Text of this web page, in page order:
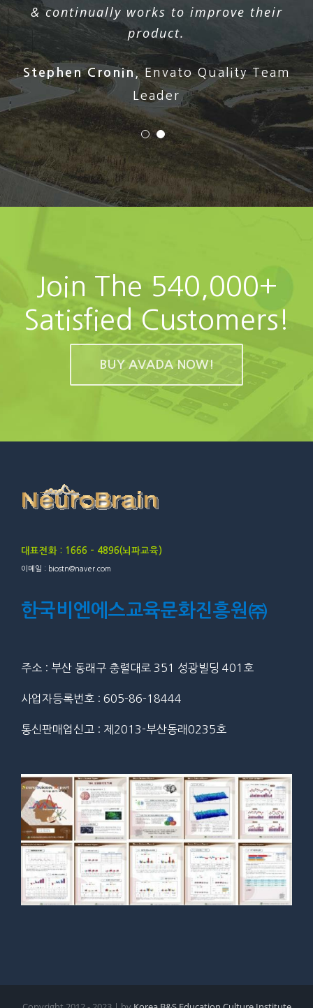
& continually works to improve their
product.
Stephen Cronin,Envato Quality Team
Leader
Join The 540,000+
Satisfied Customers!
BUY AVADA NOW!
대표전화 : 1666 – 4896(뇌파교육)
이메일 : biostn@naver.com
한국비엔에스교육문화진흥원㈜
주소 : 부산 동래구 충렬대로 351 성광빌딩 401호
사업자등록번호 : 605-86-18444
통신판매업신고 : 제2013-부산동래0235호